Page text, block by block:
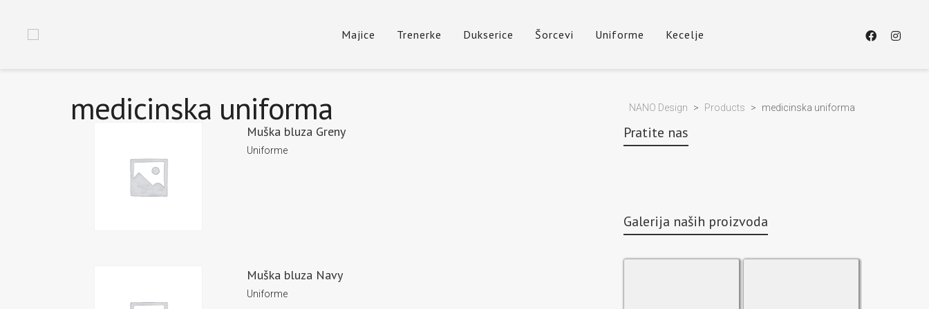
Majice Trenerke Dukserice Šorcevi Uniforme Kecelje
medicinska uniforma NANO Design > Products > medicinska uniforma
Muška bluza Greny
Uniforme
Muška bluza Navy
Uniforme
Pratite nas
Galerija naših proizvoda